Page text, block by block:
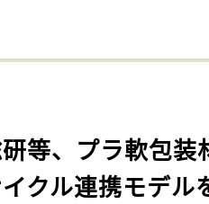
研等、プラ軟包装
クル連携モデル